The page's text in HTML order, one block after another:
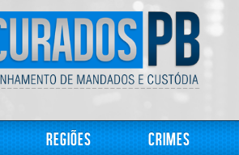
Regiões Crimes